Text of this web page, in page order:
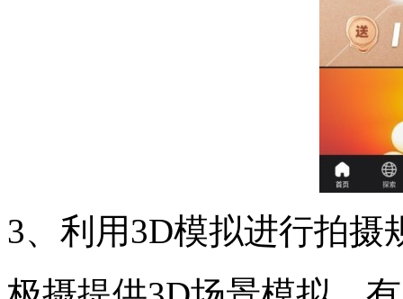
3、利用3D模拟进行拍摄